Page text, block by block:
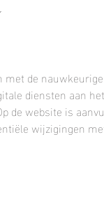
2026 |
|
met de
diensten aan
de website is
wijzigingen